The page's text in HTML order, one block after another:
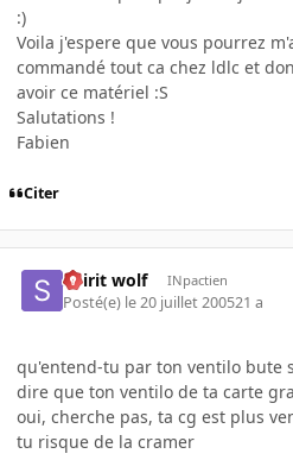
:)
Voila j'espere que vous pourrez
commandé tout ca chez ldlc et
avoir ce matériel :S
Salutations !
Fabien
Citer
Spirit wolf INpactien
Posté(e) le 20 juillet 200521 a
qu'entend-tu par ton ventilo bute
dire que ton ventilo de ta carte
oui, cherche pas, ta cg est plus
tu risque de la cramer